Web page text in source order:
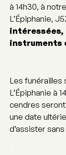
à 14h30, à
L’Épiphanie,
intéressées,
instruments
Les funérailles
L’Épiphanie à
cendres
une date
d’assister